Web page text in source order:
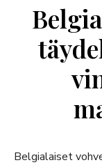
Belgialaiset